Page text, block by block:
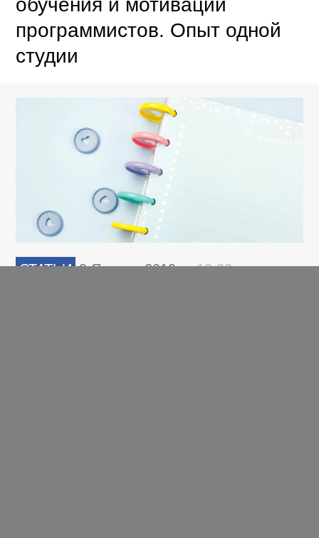
обучения и мотивации
программистов. Опыт одной
студии
СТАТЬИ 9 Января 2019,в 13:32